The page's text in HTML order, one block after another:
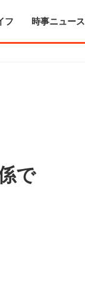
フ 時事ニュース
で